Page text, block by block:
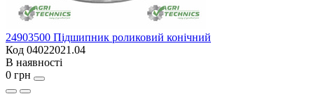
24903500 Підшипник роликовий конічний
Код 04022021.04
В наявності
0 грн